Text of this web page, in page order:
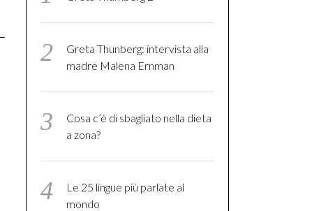
Greta Thunberg: intervista alla
madre Malena Ernman
Cosa c’è di sbagliato nella dieta
a zona?
Le 25 lingue più parlate al
mondo